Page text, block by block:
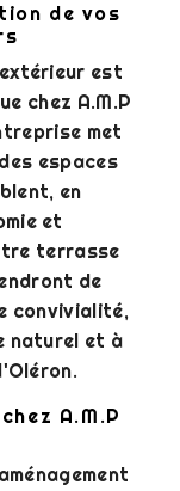
de vos
est
chez A.M.P
met
espaces
en
et
terrasse
de
convivialité,
naturel et à
A.M.P